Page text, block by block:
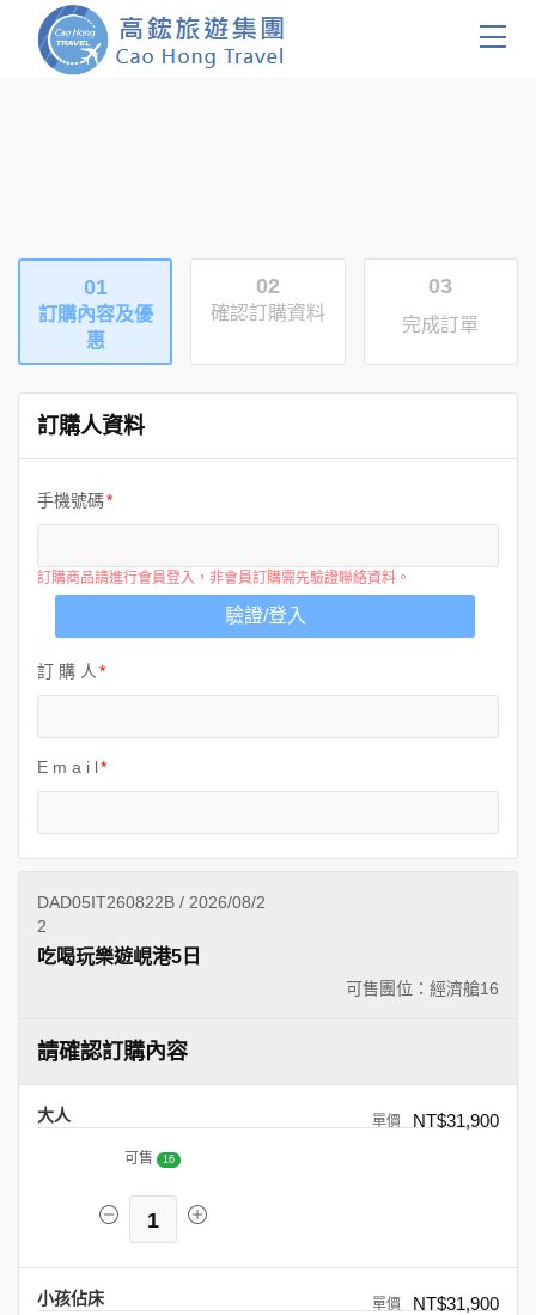
證件簽證
關於我們
客製服務
會員登入
01
訂購內容及優
惠
02
確認訂購資料
03
完成訂單
訂購人資料
手機號碼
訂購商品請進行會員登入，非會員訂購需先驗證聯絡資料。
驗證/登入
訂 購 人
E m a i l
DAD05IT260822B / 2026/08/2
2
可售團位：經濟艙16
吃喝玩樂遊峴港5日
請確認訂購內容
大人 NT$31,900
可售 16
1
小孩佔床 NT$31,900